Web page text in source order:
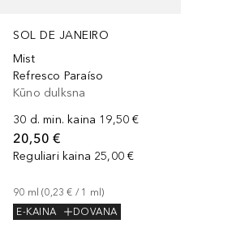
SOL DE JANEIRO
Mist
Refresco Paraíso
Kūno dulksna
30 d. min. kaina 19,50 €
20,50 €
Reguliari kaina 25,00 €
90 ml (0,23 € / 1 ml)
E-KAINA
DOVANA